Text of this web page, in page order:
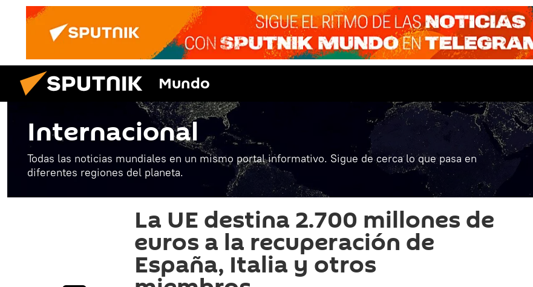
Mundo
Internacional
Todas las noticias mundiales en un mismo portal informativo. Sigue de cerca lo que pasa en
diferentes regiones del planeta.
La UE destina 2.700 millones de
euros a la recuperación de
España, Italia y otros